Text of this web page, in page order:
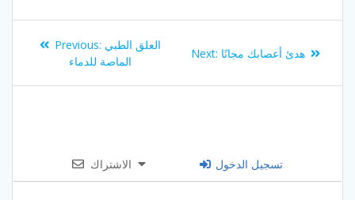
Post
navigation
Previous: Previous
post:
العلق الطبي
الماصة للدماء
Next: Next
هدئ أعصابك مجانًا
الاشتراك تسجيل الدخول